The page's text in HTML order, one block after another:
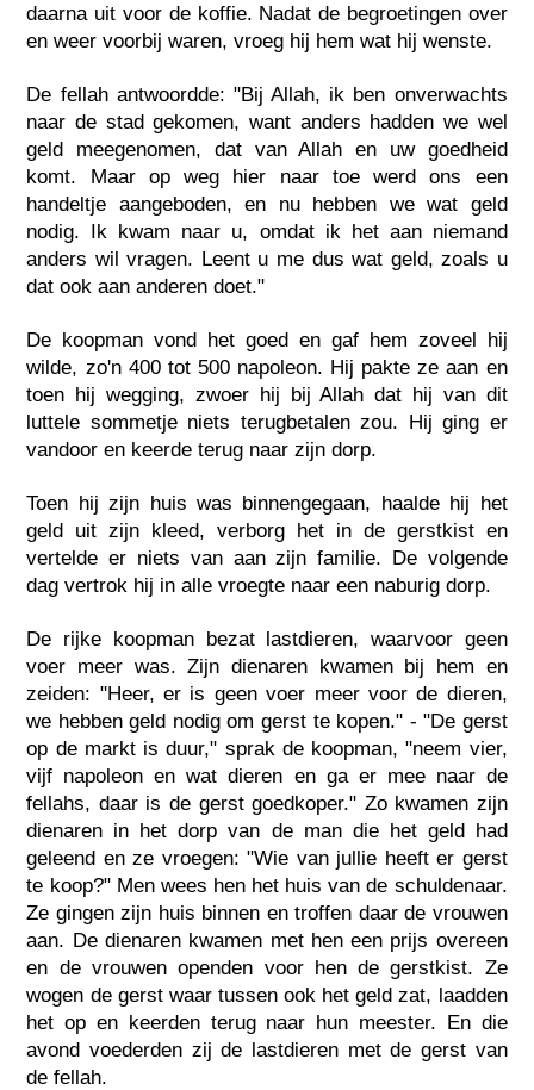
daarna uit voor de koffie. Nadat de begroetingen over
en weer voorbij waren, vroeg hij hem wat hij wenste.
De fellah antwoordde: "Bij Allah, ik ben onverwachts
naar de stad gekomen, want anders hadden we wel
geld meegenomen, dat van Allah en uw goedheid
komt. Maar op weg hier naar toe werd ons een
handeltje aangeboden, en nu hebben we wat geld
nodig. Ik kwam naar u, omdat ik het aan niemand
anders wil vragen. Leent u me dus wat geld, zoals u
dat ook aan anderen doet."
De koopman vond het goed en gaf hem zoveel hij
wilde, zo'n 400 tot 500 napoleon. Hij pakte ze aan en
toen hij wegging, zwoer hij bij Allah dat hij van dit
luttele sommetje niets terugbetalen zou. Hij ging er
vandoor en keerde terug naar zijn dorp.
Toen hij zijn huis was binnengegaan, haalde hij het
geld uit zijn kleed, verborg het in de gerstkist en
vertelde er niets van aan zijn familie. De volgende
dag vertrok hij in alle vroegte naar een naburig dorp.
De rijke koopman bezat lastdieren, waarvoor geen
voer meer was. Zijn dienaren kwamen bij hem en
zeiden: "Heer, er is geen voer meer voor de dieren,
we hebben geld nodig om gerst te kopen." - "De gerst
op de markt is duur," sprak de koopman, "neem vier,
vijf napoleon en wat dieren en ga er mee naar de
fellahs, daar is de gerst goedkoper." Zo kwamen zijn
dienaren in het dorp van de man die het geld had
geleend en ze vroegen: "Wie van jullie heeft er gerst
te koop?" Men wees hen het huis van de schuldenaar.
Ze gingen zijn huis binnen en troffen daar de vrouwen
aan. De dienaren kwamen met hen een prijs overeen
en de vrouwen openden voor hen de gerstkist. Ze
wogen de gerst waar tussen ook het geld zat, laadden
het op en keerden terug naar hun meester. En die
avond voederden zij de lastdieren met de gerst van
de fellah.